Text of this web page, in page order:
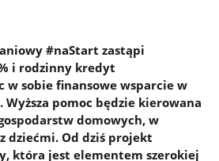
#naStart zastąpi
i rodzinny kredyt
w sobie finansowe wsparcie w
pomoc będzie kierowana
domowych, w
dziećmi. Od dziś projekt
która jest elementem szerokiej